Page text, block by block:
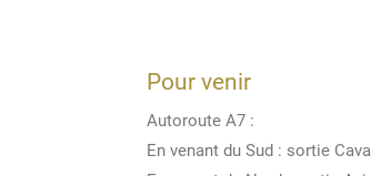
Pour venir
Autoroute A7 :
En venant du Sud : sortie